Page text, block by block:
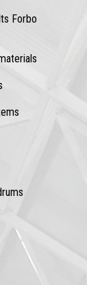
Forbo